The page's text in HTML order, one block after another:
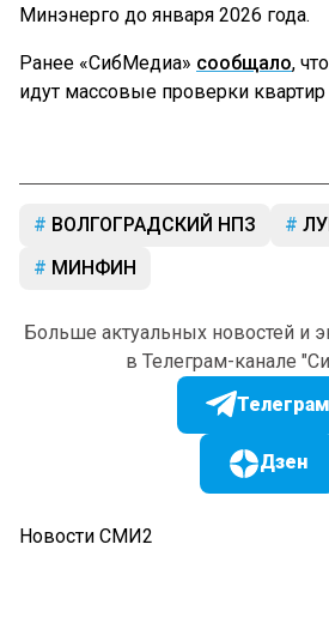
Минэнерго до января 2026 года.
Ранее «СибМедиа» сообщало,
идут массовые проверки квартир
ВОЛГОГРАДСКИЙ НПЗ
МИНФИН
Больше актуальных новостей и
в Телеграм-канале
Телеграм
Дзен
Новости СМИ2